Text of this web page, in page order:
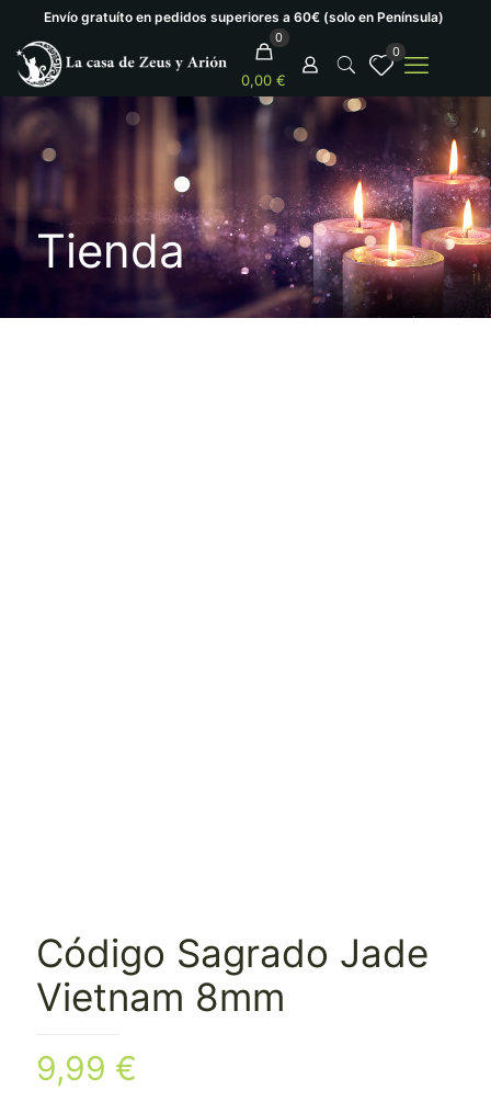
Envío gratuíto en pedidos superiores a 60€ (solo en Península)
0
0,00 €
0
Tienda
Código Sagrado Jade
Vietnam 8mm
9,99 €